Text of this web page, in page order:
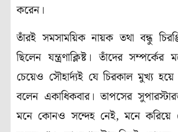
করেন।
তাঁরই সমসাময়িক নায়ক তথা বন্ধু
ছিলেন যন্ত্রণাক্লিষ্ট। তাঁদের সম্পর্কের
চেয়েও সৌহার্দ্যই যে চিরকাল মুখ্য
বলেন একাধিকবার। তাপসের
মনে কোনও সন্দেহ নেই, মনে করিয়ে